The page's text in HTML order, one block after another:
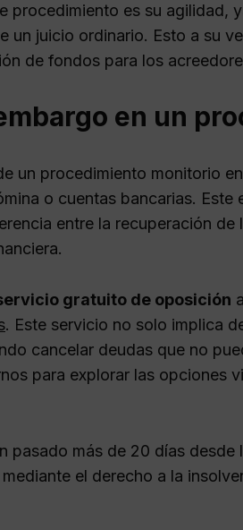
procedimiento es su agilidad,
un juicio ordinario. Esto a su
de fondos para los
en un
un procedimiento monitorio
o cuentas bancarias.
entre la recuperación
gratuito de oposición
. Este servicio no solo implica
cancelar deudas que no
para explorar las opciones
pasado más de 20 días
el derecho a la